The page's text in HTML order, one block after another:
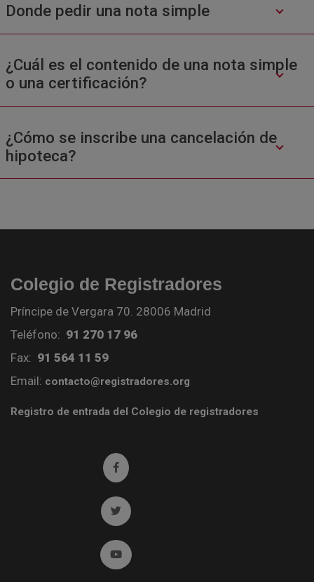
Donde pedir una nota simple
¿Cuál es el contenido de una nota simple
o una certificación?
¿Cómo se inscribe una cancelación de
hipoteca?
Colegio de Registradores
Príncipe de Vergara 70. 28006 Madrid
Teléfono: 91 270 17 96
Fax: 91 564 11 59
Email: contacto@registradores.org
Registro de entrada del Colegio de registradores
Ir a facebook (abre en ventana nueva)
Ir a twitter (abre en ventana nueva)
Ir a YouTube (abre en ventana nueva)